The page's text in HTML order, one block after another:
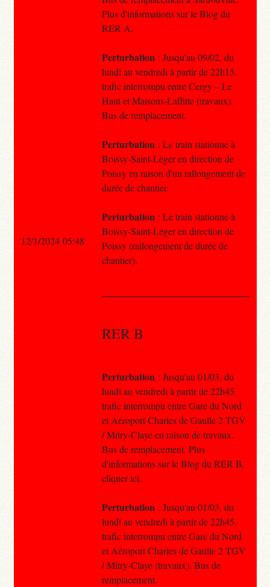
Plus d'informations sur le Blog du
RER A.
Perturbation : Jusqu'au 09/02, du
lundi au vendredi à partir de 22h15,
trafic interrompu entre Cergy – Le
Haut et Maisons-Laffitte (travaux).
Bus de remplacement.
Perturbation : Le train stationne à
Boissy-Saint-Léger en direction de
Poissy en raison d'un rallongement de
durée de chantier.
Perturbation : Le train stationne à
Boissy-Saint-Léger en direction de
Poissy (rallongement de durée de
chantier).
RER B
Perturbation : Jusqu'au 01/03, du
lundi au vendredi à partir de 22h45,
trafic interrompu entre Gare du Nord
et Aéroport Charles de Gaulle 2 TGV
/ Mitry-Claye en raison de travaux.
Bus de remplacement. Plus
d'informations sur le Blog du RER B,
cliquer ici.
Perturbation : Jusqu'au 01/03, du
lundi au vendredi à partir de 22h45,
trafic interrompu entre Gare du Nord
et Aéroport Charles de Gaulle 2 TGV
/ Mitry-Claye (travaux). Bus de
remplacement.
12/1/2024 05:48